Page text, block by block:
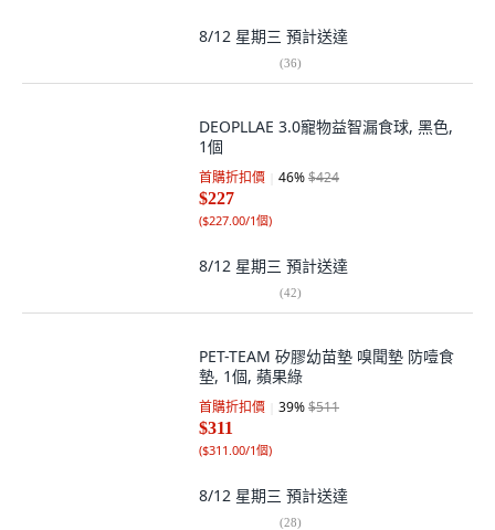
8/12 星期三 預計送達
(36)
DEOPLLAE 3.0寵物益智漏食球, 黑色,
1個
首購折扣價 46%$424
$227
($227.00/1個)
8/12 星期三 預計送達
(42)
PET-TEAM 矽膠幼苗墊 嗅聞墊 防噎食
墊, 1個, 蘋果綠
首購折扣價 39%$511
$311
($311.00/1個)
8/12 星期三 預計送達
(28)